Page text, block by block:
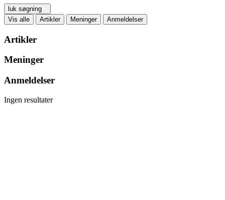
luk søgning
Vis alle
Artikler Meninger Anmeldelser
Artikler
Meninger
Anmeldelser
Ingen resultater